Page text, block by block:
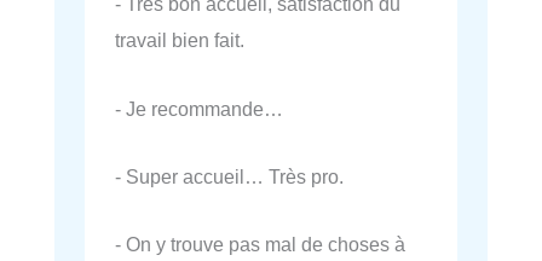
travail bien fait.
- Je recommande…
- Super accueil… Très pro.
- On y trouve pas mal de choses à